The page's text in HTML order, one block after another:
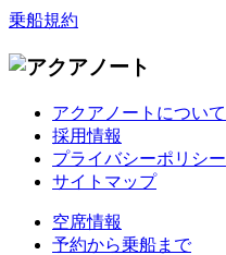
乗船規約
アクアノートについて
採用情報
プライバシーポリシー
サイトマップ
空席情報
予約から乗船まで